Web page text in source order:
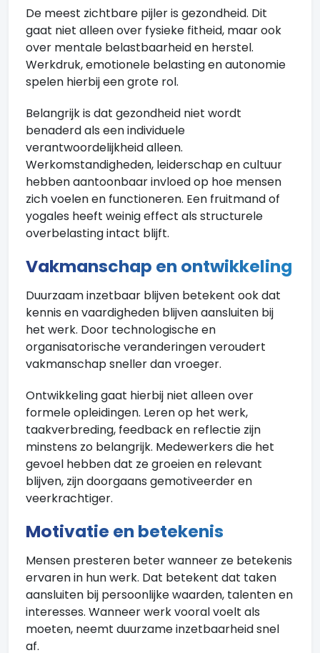
De meest zichtbare pijler is gezondheid. Dit
gaat niet alleen over fysieke fitheid, maar ook
over mentale belastbaarheid en herstel.
Werkdruk, emotionele belasting en autonomie
spelen hierbij een grote rol.
Belangrijk is dat gezondheid niet wordt
benaderd als een individuele
verantwoordelijkheid alleen.
Werkomstandigheden, leiderschap en cultuur
hebben aantoonbaar invloed op hoe mensen
zich voelen en functioneren. Een fruitmand of
yogales heeft weinig effect als structurele
overbelasting intact blijft.
Vakmanschap en ontwikkeling
Duurzaam inzetbaar blijven betekent ook dat
kennis en vaardigheden blijven aansluiten bij
het werk. Door technologische en
organisatorische veranderingen veroudert
vakmanschap sneller dan vroeger.
Ontwikkeling gaat hierbij niet alleen over
formele opleidingen. Leren op het werk,
taakverbreding, feedback en reflectie zijn
minstens zo belangrijk. Medewerkers die het
gevoel hebben dat ze groeien en relevant
blijven, zijn doorgaans gemotiveerder en
veerkrachtiger.
Motivatie en betekenis
Mensen presteren beter wanneer ze betekenis
ervaren in hun werk. Dat betekent dat taken
aansluiten bij persoonlijke waarden, talenten en
interesses. Wanneer werk vooral voelt als
moeten, neemt duurzame inzetbaarheid snel
af.